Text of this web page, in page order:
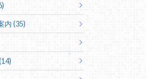
内 (35)